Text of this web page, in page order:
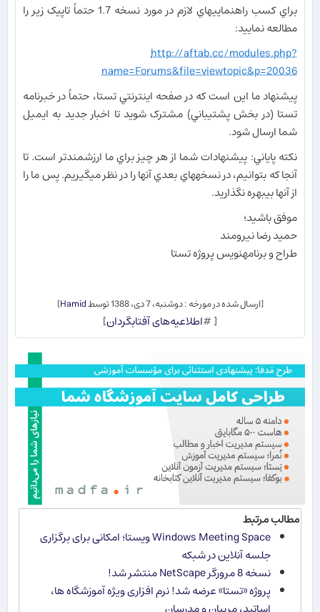
براي کسب راهنمايي​هاي لازم در مورد نسخه 1.7 حتماً تاپيک زير را
مطالعه نماييد:
http://aftab.cc/modules.php?
name=Forums&file=viewtopic&p=20036
پيشنهاد ما اين است که در صفحه اينترنتي تستا، حتماً در خبرنامه
تستا (در بخش پشتيباني) مشترک شويد تا اخبار جديد به ايميل
شما ارسال شود.
نکته پاياني: پيشنهادات شما از هر چيز براي ما ارزشمندتر است. تا
آنجا که بتوانيم، در نسخه​هاي بعدي آن​ها را در نظر مي​گيريم. پس ما را
از آن​ها بي​بهره نگذاريد.
موفق باشيد؛
حميد رضا نيرومند
طراح و برنامه​نويس پروژه تستا
[ارسال شده در مورخه : دوشنبه، 7 دی، 1388 توسط Hamid
]
[ #اطلاعیه‌های آفتابگردان]
مطالب مرتبط
Windows Meeting Space ویستا؛ امکانی برای برگزاری
جلسه آنلاین در شبکه
نسخه 8 مرورگر NetScape منتشر شد!
پروژه «تستا» عرضه شد! نرم​ افزاری ویژه آموزشگاه ​ها،